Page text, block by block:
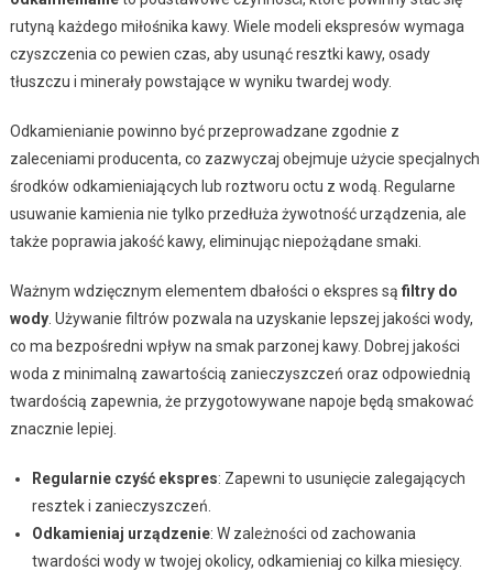
rutyną każdego miłośnika kawy. Wiele modeli ekspresów wymaga
czyszczenia co pewien czas, aby usunąć resztki kawy, osady
tłuszczu i minerały powstające w wyniku twardej wody.
Odkamienianie powinno być przeprowadzane zgodnie z
zaleceniami producenta, co zazwyczaj obejmuje użycie specjalnych
środków odkamieniających lub roztworu octu z wodą. Regularne
usuwanie kamienia nie tylko przedłuża żywotność urządzenia, ale
także poprawia jakość kawy, eliminując niepożądane smaki.
Ważnym wdzięcznym elementem dbałości o ekspres są filtry do
wody. Używanie filtrów pozwala na uzyskanie lepszej jakości wody,
co ma bezpośredni wpływ na smak parzonej kawy. Dobrej jakości
woda z minimalną zawartością zanieczyszczeń oraz odpowiednią
twardością zapewnia, że przygotowywane napoje będą smakować
znacznie lepiej.
Regularnie czyść ekspres: Zapewni to usunięcie zalegających
resztek i zanieczyszczeń.
Odkamieniaj urządzenie: W zależności od zachowania
twardości wody w twojej okolicy, odkamieniaj co kilka miesięcy.